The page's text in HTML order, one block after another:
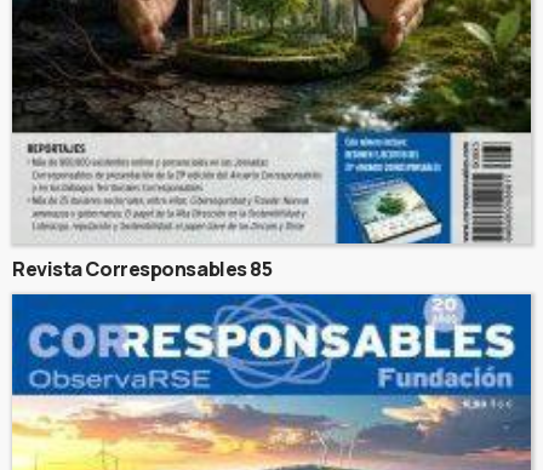
Revista Corresponsables 85